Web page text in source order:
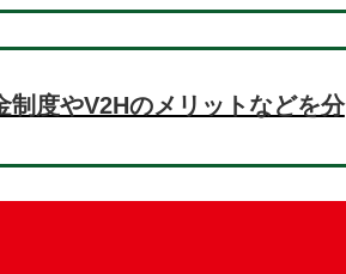
度やV2Hのメリットなどを分